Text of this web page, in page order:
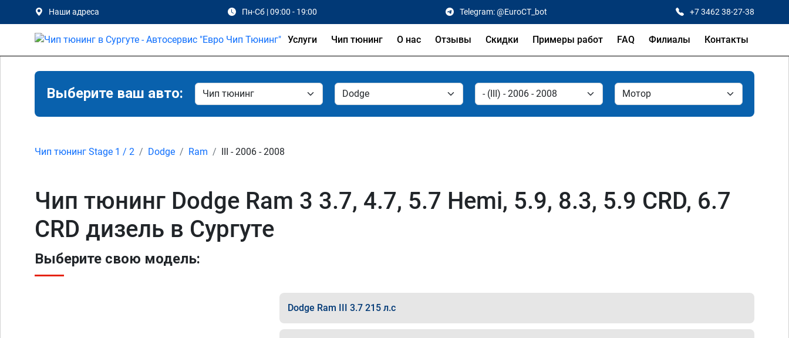
Наши адреса Пн-Сб | 09:00 - 19:00 Telegram: @EuroCT_bot +7 3462 38-27-38
Услуги Чип тюнинг О нас Отзывы Скидки Примеры работ FAQ Филиалы Контакты
Выберите ваш авто:
Чип тюнинг Stage 1 / 2 Dodge Ram III - 2006 - 2008
Чип тюнинг Dodge Ram 3 3.7, 4.7, 5.7 Hemi, 5.9, 8.3, 5.9 CRD, 6.7
CRD дизель в Сургуте
Выберите свою модель:
Dodge Ram III 3.7 215 л.с